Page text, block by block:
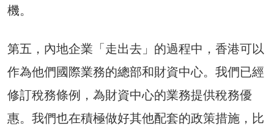
機。
第五，內地企業「走出去」的過程中，香港可以
作為他們國際業務的總部和財資中心。我們已經
修訂稅務條例，為財資中心的業務提供稅務優
惠。我們也在積極做好其他配套的政策措施，比